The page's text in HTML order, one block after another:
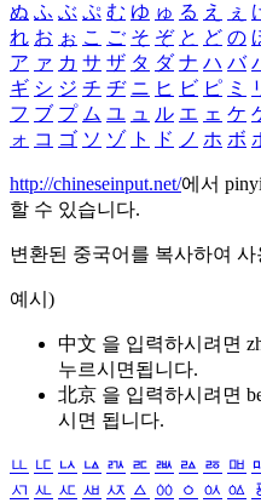
ぬ ふ ぶ ぷ む ゆ ゅ る え ぇ
れ お ぉ こ ご そ ぞ と ど の
ア ァ カ サ ザ タ ダ ナ ハ バ
ギ シ ジ チ ヂ ニ ヒ ビ ピ ミ
フ ブ プ ム ユ ュ ル エ ェ ケ
ォ コ ゴ ソ ゾ ト ド ノ ホ ボ
http://chineseinput.net/에서
할 수 있습니다.
변환된 중국어를 복사하여
예시)
中文 을 입력하시려면
누르시면됩니다.
北京 을 입력하시려면
시면 됩니다.
ㅥ ㅦ ㅧ ㅨ ㅩ ㅪ ㅫ ㅬ ㅭ ㅮ
ㅺ ㅻ ㅼ ㅽ ㅾ ㅿ ㆀ ㆁ ㆂ ㆃ